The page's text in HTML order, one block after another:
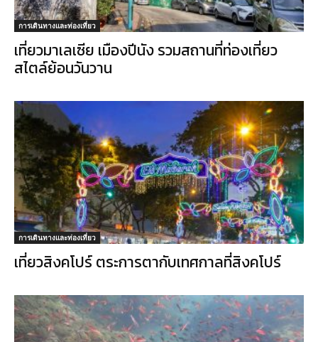
การเดินทางและท่องเที่ยว
เที่ยวมาเลเซีย เมืองปีนัง รวมสถานที่ท่องเที่ยว
สไตล์ย้อนวันวาน
การเดินทางและท่องเที่ยว
เที่ยวสิงคโปร์ ตระการตากับเทศกาลที่สิงคโปร์